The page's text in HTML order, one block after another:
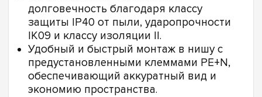
долговечность благодаря классу
защиты IP40 от пыли, ударопрочности
IK09 и классу изоляции II.
Удобный и быстрый монтаж в нишу с
предустановленными клеммами PE+N,
обеспечивающий аккуратный вид и
экономию пространства.